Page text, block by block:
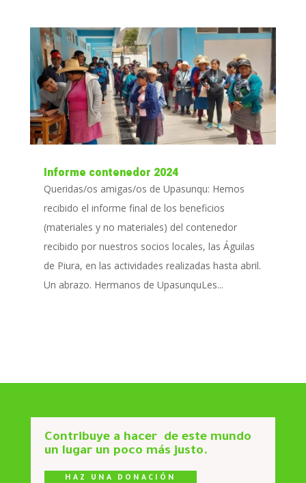
Informe contenedor 2024
Queridas/os amigas/os de Upasunqu: Hemos
recibido el informe final de los beneficios
(materiales y no materiales) del contenedor
recibido por nuestros socios locales, las Águilas
de Piura, en las actividades realizadas hasta abril.
Un abrazo. Hermanos de UpasunquLes...
Contribuye a hacer de este mundo
un lugar un poco más justo.
HAZ UNA DONACIÓN